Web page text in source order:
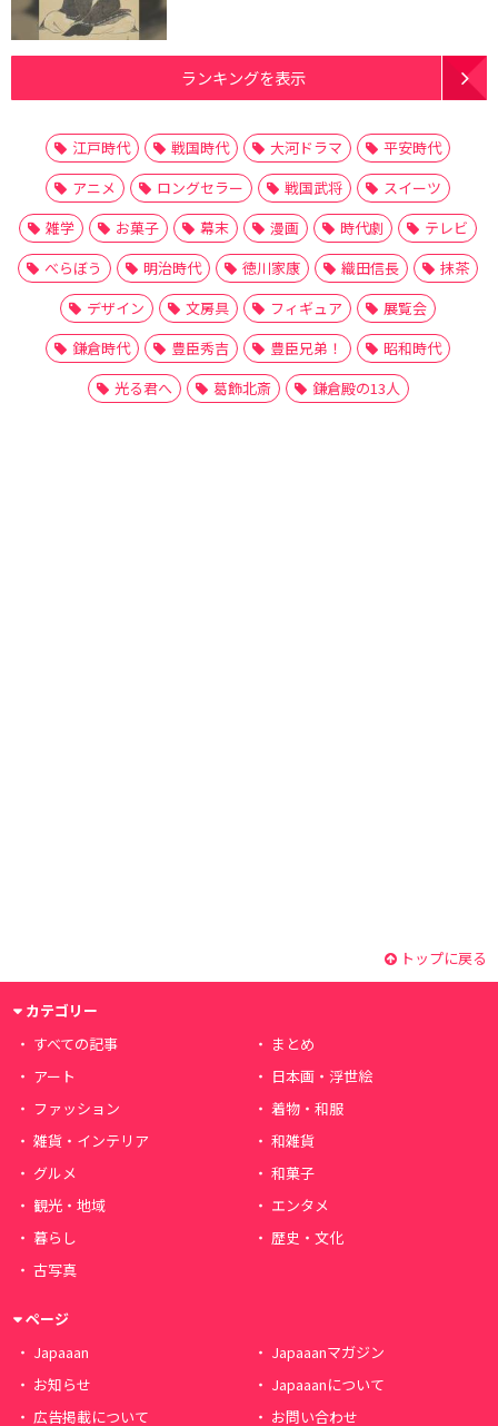
ランキングを表示
江戸時代 戦国時代 大河ドラマ
平安時代
アニメ
ロングセラー 戦国武将
スイーツ
雑学
お菓子 幕末 漫画 時代劇
テレビ
べらぼう
明治時代 徳川家康 織田信長
抹茶
デザイン
文房具 フィギュア
展覧会
鎌倉時代
豊臣秀吉 豊臣兄弟！
昭和時代
光る君へ
葛飾北斎 鎌倉殿の13人
トップに戻る
カテゴリー
すべての記事
まとめ
アート
日本画・浮世絵
ファッション
着物・和服
雑貨・インテリア
和雑貨
グルメ
和菓子
観光・地域
エンタメ
暮らし
歴史・文化
古写真
ページ
Japaaan
Japaaanマガジン
お知らせ
Japaaanについて
広告掲載について
お問い合わせ